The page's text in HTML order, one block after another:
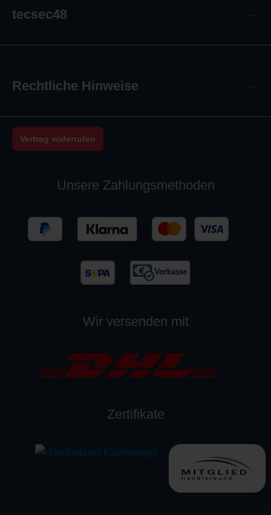
tecsec48
Rechtliche Hinweise
Vertrag widerrufen
Unsere Zahlungsmethoden
Wir versenden mit
Zertifikate